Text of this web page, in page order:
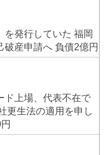
を発行していた 福岡
破産申請へ 負債2億円
ド上場、代表不在で
更生法の適用を申し